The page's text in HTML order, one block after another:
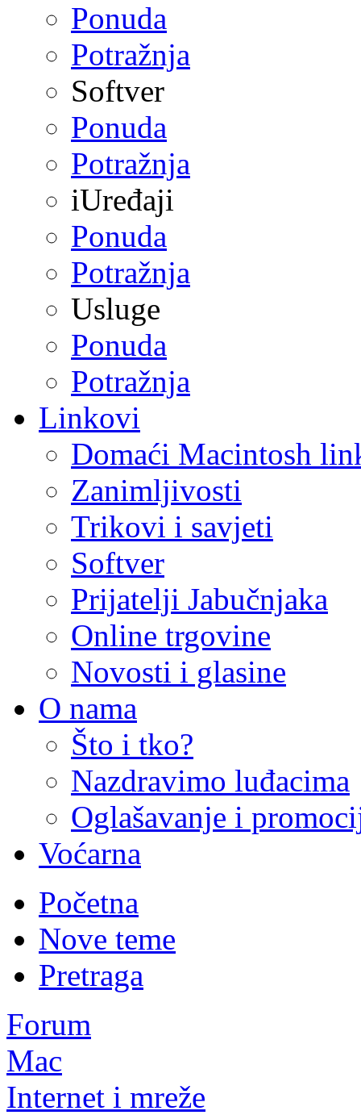
Ponuda
Potražnja
Softver
Ponuda
Potražnja
iUređaji
Ponuda
Potražnja
Usluge
Ponuda
Potražnja
Linkovi
Domaći Macintosh
Zanimljivosti
Trikovi i savjeti
Softver
Prijatelji Jabučnjaka
Online trgovine
Novosti i glasine
O nama
Što i tko?
Nazdravimo luđacima
Oglašavanje i
Voćarna
Početna
Nove teme
Pretraga
Forum
Mac
Internet i mreže